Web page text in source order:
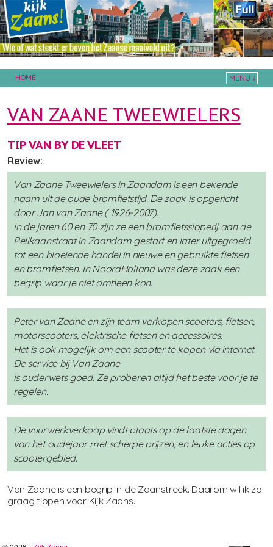
HOME
MENU ↓
VAN ZAANE TWEEWIELERS
TIP VAN BY DE VLEET
Review:
Van Zaane Tweewielers in Zaandam is een bekende
naam uit de oude bromfietstijd. De zaak is opgericht
door Jan van Zaane ( 1926-2007).
In de jaren 60 en 70 zijn ze een bromfietssloperij aan de
Pelikaanstraat in Zaandam gestart en later uitgegroeid
tot een bloeiende handel in nieuwe en gebruikte fietsen
en bromfietsen. In NoordHolland was deze zaak een
begrip waar je niet omheen kon.
Peter van Zaane en zijn team verkopen scooters, fietsen,
motorscooters, elektrische fietsen en accessoires.
Het is ook mogelijk om een scooter te kopen via internet.
De service bij Van Zaane
is ouderwets goed. Ze proberen altijd het beste voor je te
regelen.
De vuurwerkverkoop vindt plaats op de laatste dagen
van het oudejaar met scherpe prijzen, en leuke acties op
scootergebied.
Van Zaane is een begrip in de Zaanstreek. Daarom wil ik ze
graag tippen voor Kijk Zaans.